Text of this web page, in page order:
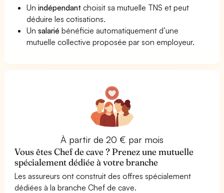
Unindépendant choisit sa mutuelle TNS et peut
déduire les cotisations.
Unsalarié bénéficie automatiquement d’une
mutuelle collective proposée par son employeur.
À partir de 20 € par mois
Vous êtes Chef de cave ? Prenez une mutuelle
spécialement dédiée à votre branche
Les assureurs ont construit des offres spécialement
dédiées à la branche Chef de cave.